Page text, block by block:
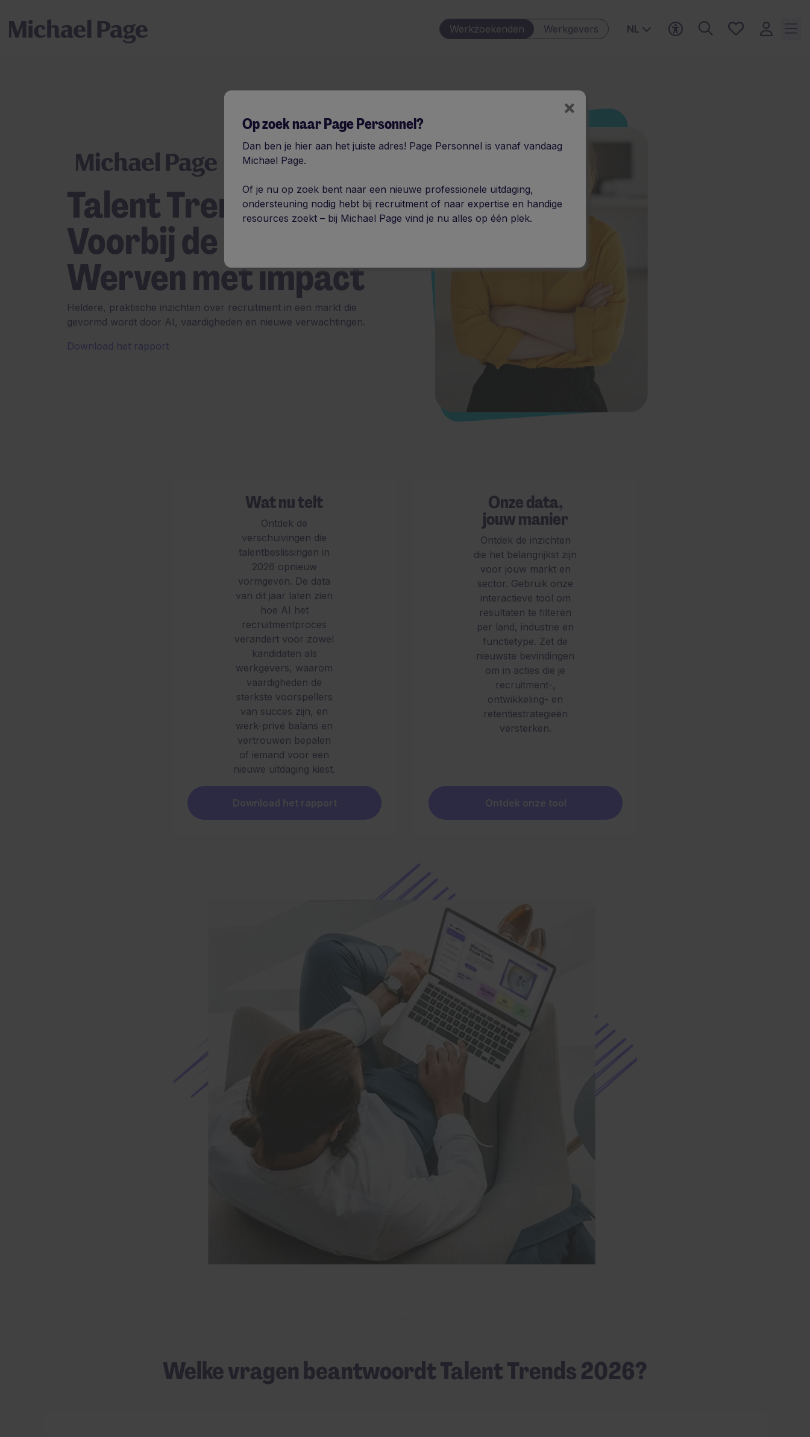
Werkzoekenden Werkgevers NL
Favorieten,
Talent Trends 2026:
Voorbij de hype:
Werven met impact
Heldere, praktische inzichten over recruitment in een markt die
gevormd wordt door AI, vaardigheden en nieuwe verwachtingen.
Download het rapport
Wat nu telt
Ontdek de
verschuivingen die
talentbeslissingen in
2026 opnieuw
vormgeven. De data
van dit jaar laten zien
hoe AI het
recruitmentproces
verandert voor zowel
kandidaten als
werkgevers, waarom
vaardigheden de
sterkste voorspellers
van succes zijn, en
werk-privé balans en
vertrouwen bepalen
of iemand voor een
nieuwe uitdaging kiest.
Download het rapport
Onze data,
jouw manier
Ontdek de inzichten
die het belangrijkst zijn
voor jouw markt en
sector. Gebruik onze
interactieve tool om
resultaten te filteren
per land, industrie en
functietype. Zet de
nieuwste bevindingen
om in acties die je
recruitment-,
ontwikkeling- en
retentiestrategieën
versterken.
Ontdek onze tool
Welke vragen beantwoordt Talent Trends 2026?
×
Op zoek naar Page Personnel?
Dan ben je hier aan het juiste adres! Page Personnel is vanaf vandaag
Michael Page.
Of je nu op zoek bent naar een nieuwe professionele uitdaging,
ondersteuning nodig hebt bij recruitment of naar expertise en handige
resources zoekt – bij Michael Page vind je nu alles op één plek.